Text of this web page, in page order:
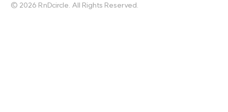
© 2026 RnDcircle. All Rights Reserved.